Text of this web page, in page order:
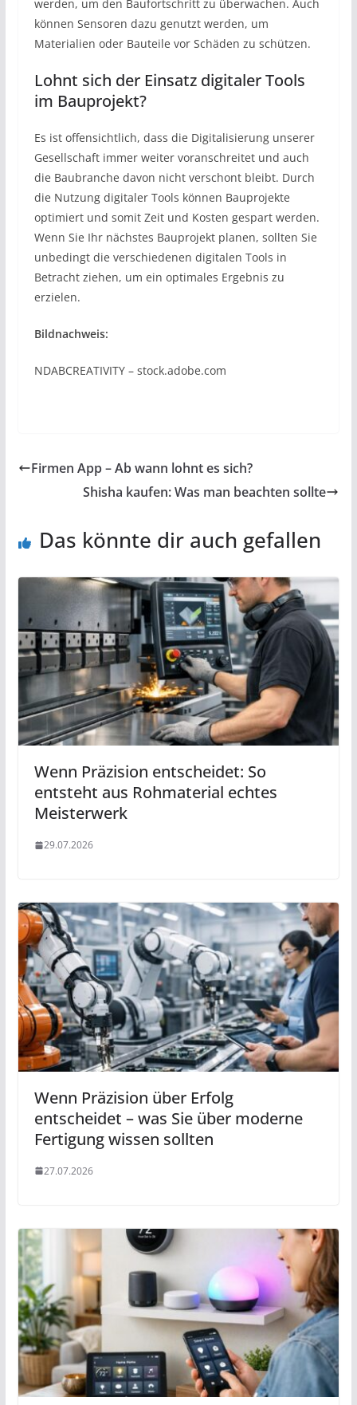
werden, um den Baufortschritt zu überwachen. Auch
können Sensoren dazu genutzt werden, um
Materialien oder Bauteile vor Schäden zu schützen.
Lohnt sich der Einsatz digitaler Tools
im Bauprojekt?
Es ist offensichtlich, dass die Digitalisierung unserer
Gesellschaft immer weiter voranschreitet und auch
die Baubranche davon nicht verschont bleibt. Durch
die Nutzung digitaler Tools können Bauprojekte
optimiert und somit Zeit und Kosten gespart werden.
Wenn Sie Ihr nächstes Bauprojekt planen, sollten Sie
unbedingt die verschiedenen digitalen Tools in
Betracht ziehen, um ein optimales Ergebnis zu
erzielen.
Bildnachweis:
NDABCREATIVITY – stock.adobe.com
Firmen App – Ab wann lohnt es sich?
Shisha kaufen: Was man beachten sollte
Das könnte dir auch gefallen
Wenn Präzision entscheidet: So
entsteht aus Rohmaterial echtes
Meisterwerk
29.07.2026
Wenn Präzision über Erfolg
entscheidet – was Sie über moderne
Fertigung wissen sollten
27.07.2026